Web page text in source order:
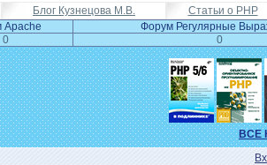
Блог Кузнецова М.В. Статьи о PHP
Apache Форум Регулярные
0 0
ВСЕ